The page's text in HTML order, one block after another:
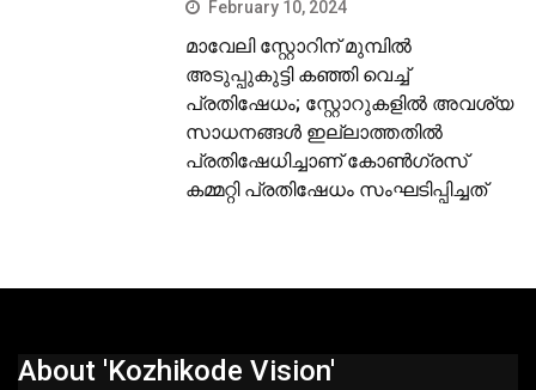
February 10, 2024
മാവേലി സ്റ്റോറിന് മുമ്പില്‍
അടുപ്പുകുട്ടി കഞ്ഞി വെച്ച്
പ്രതിഷേധം; സ്റ്റോറുകളില്‍ അവശ്യ
സാധനങ്ങള്‍ ഇല്ലാത്തതില്‍
പ്രതിഷേധിച്ചാണ് കോണ്‍ഗ്രസ്
കമ്മറ്റി പ്രതിഷേധം സംഘടിപ്പിച്ചത്
About 'Kozhikode Vision'